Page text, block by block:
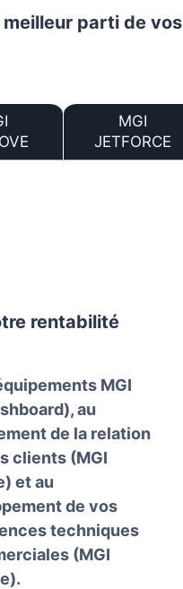
parti de vos
MGI
JETFORCE
rentabilité
MGI
au
de la relation
clients (MGI
et au
de vos
techniques
(MGI